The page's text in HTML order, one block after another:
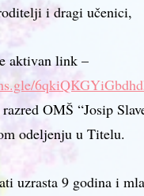
i dragi učenici,
aktivan link –
OMŠ “Josip
odeljenju u Titelu.
uzrasta 9 godina i